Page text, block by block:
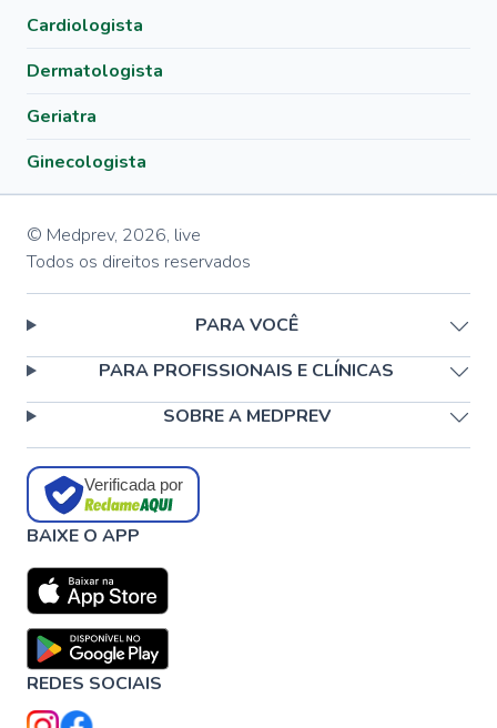
Cardiologista
Dermatologista
Geriatra
Ginecologista
© Medprev, 2026, live
Todos os direitos reservados
PARA VOCÊ
PARA PROFISSIONAIS E CLÍNICAS
SOBRE A MEDPREV
Verificada por
BAIXE O APP
REDES SOCIAIS